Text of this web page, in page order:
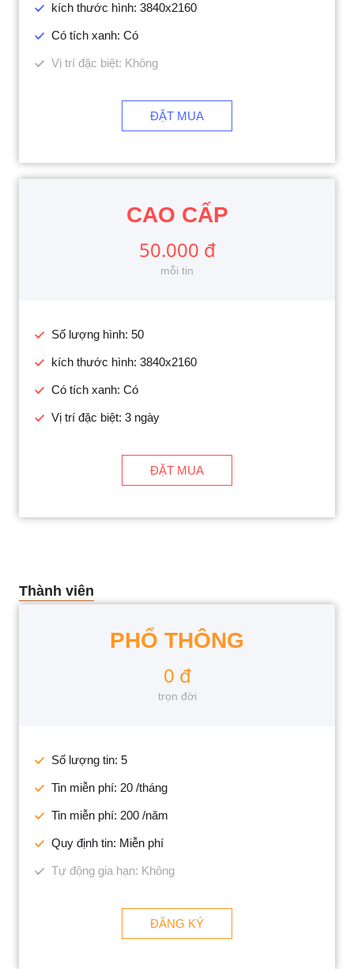
kích thước hình: 3840x2160
Có tích xanh: Có
Vị trí đặc biệt: Không
ĐẶT MUA
CAO CẤP
50.000 đ
mỗi tin
Số lượng hình: 50
kích thước hình: 3840x2160
Có tích xanh: Có
Vị trí đặc biệt: 3 ngày
ĐẶT MUA
Thành viên
PHỔ THÔNG
0 đ
trọn đời
Số lượng tin: 5
Tin miễn phí: 20 /tháng
Tin miễn phí: 200 /năm
Quy định tin: Miễn phí
Tự động gia hạn: Không
ĐĂNG KÝ